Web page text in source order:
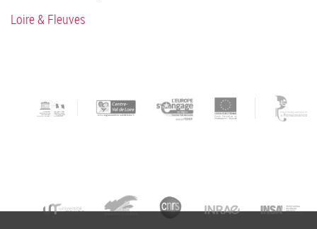
Loire & Fleuves